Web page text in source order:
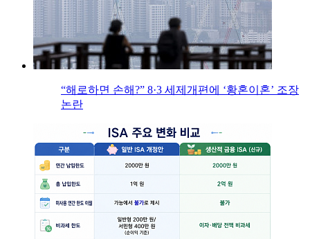
“해로하면 손해?” 8·3 세제개편에 ‘황혼이혼’ 조장
논란